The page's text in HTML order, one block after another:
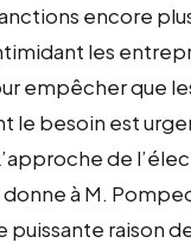
encore
les
empêcher que
le besoin est
de
à M.
puissante raison